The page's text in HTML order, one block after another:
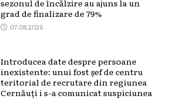
sezonul de încălzire au ajuns la un
grad de finalizare de 79%
07.08.2026
Introducea date despre persoane
inexistente: unui fost șef de centru
teritorial de recrutare din regiunea
Cernăuți i s-a comunicat suspiciunea